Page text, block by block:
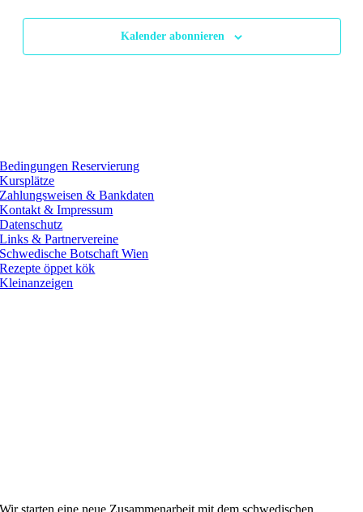
2026
diesem
2026
diesem
2026
Mai
2026
Tag.
Mai
2026
Tag.
Kalender abonnieren
Bedingungen Reservierung
Kursplätze
Zahlungsweisen & Bankdaten
Kontakt & Impressum
Datenschutz
Links & Partnervereine
Schwedische Botschaft Wien
Rezepte öppet kök
Kleinanzeigen